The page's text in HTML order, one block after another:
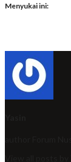
Menyukai ini: